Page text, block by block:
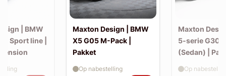
| BMW
Sport line |
Maxton Design | BMW
X5 G05 M-Pack |
Pakket
Op nabestelling
Maxton
5-serie G30
(Sedan) |
Op